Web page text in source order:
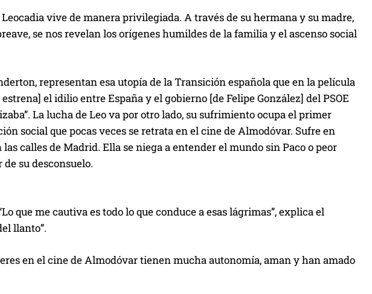
r
i
/
a
b
a
j
r
u
vive de manera privilegiada. A través de su hermana y su madre,
se nos revelan los orígenes humildes de la familia y el ascenso social
representan esa utopía de la Transición española que en la película
estrena] el idilio entre España y el gobierno [de Felipe González] del PSOE
La lucha de Leo va por otro lado, su sufrimiento ocupa el primer
social que pocas veces se retrata en el cine de Almodóvar. Sufre en
calles de Madrid. Ella se niega a entender el mundo sin Paco o peor
su desconsuelo.
que me cautiva es todo lo que conduce a esas lágrimas”, explica el
llanto”.
en el cine de Almodóvar tienen mucha autonomía, aman y han amado